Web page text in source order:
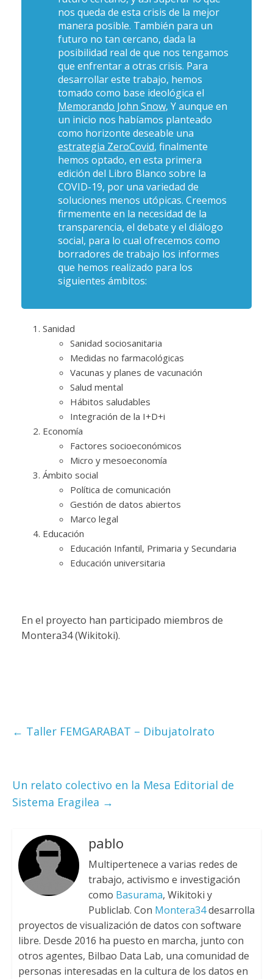
nos queda de esta crisis de la mejor
manera posible. También para un
futuro no tan cercano, dada la
posibilidad real de que nos tengamos
que enfrentar a otras crisis. Para
desarrollar este trabajo, hemos
tomado como base ideológica el
Memorando John Snow, Y aunque en
un inicio nos habíamos planteado
como horizonte deseable una
estrategia ZeroCovid, finalmente
hemos optado, en esta primera
edición del Libro Blanco sobre la
COVID-19, por una variedad de
soluciones menos utópicas. Creemos
firmemente en la necesidad de la
transparencia, el debate y el diálogo
social, para lo cual ofrecemos como
borradores de trabajo los informes
que hemos realizado para los
siguientes ámbitos:
Sanidad
Sanidad sociosanitaria
Medidas no farmacológicas
Vacunas y planes de vacunación
Salud mental
Hábitos saludables
Integración de la I+D+i
Economía
Factores socioeconómicos
Micro y mesoeconomía
Ámbito social
Política de comunicación
Gestión de datos abiertos
Marco legal
Educación
Educación Infantil, Primaria y Secundaria
Educación universitaria
En el proyecto han participado miembros de
Montera34 (Wikitoki).
← Taller FEMGARABAT – Dibujatolrato
Un relato colectivo en la Mesa Editorial de
Sistema Eragilea →
pablo
Multipertenece a varias redes de
trabajo, activismo e investigación
como Basurama, Wikitoki y
Publiclab. Con Montera34desarrolla
proyectos de visualización de datos con software
libre. Desde 2016 ha puesto en marcha, junto con
otros agentes, Bilbao Data Lab, una comunidad de
personas interesadas en la cultura de los datos en